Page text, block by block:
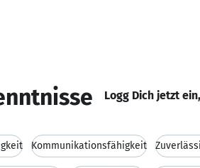
Logg Dich jetzt
Kommunikationsfähigkeit